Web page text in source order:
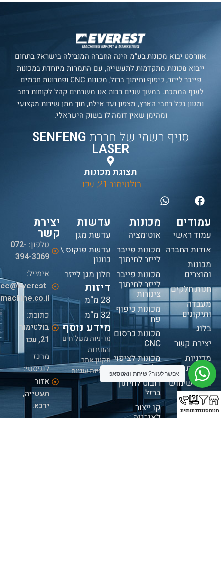
אוורסט יבוא מכונות בע”מ הינה החברה המובילה בישראל בתחום
ייבוא מכונות מתקדמות לתעשייה, עם התמחות מיוחדת במכונות
פייבר לייזר, כיפוף וחיתוך ברזל, מכונות CNC ופתרונות חכמים
לענף המתכת. במשך שנים רבות אנו משרתים קהל לקוחות רחב
ומגוון בכל רחבי הארץ, מצפון ועד אילת, תוך מתן שירות מקצועי
ומהימן שאין דומה לו בשוק הישראלי.
סניף רשמי של חברתSENFENG
LASER
תצוגת מכונות
בולטימור 21, עכו.
עמודים
עמוד ראשי
אודות החברה
מכונות
ומוצרים
חנות חלקים
מעבדה
ותיקונים
בלוג
יצירת קשר
מדיניות
פרטיות
תנאי שימוש
מכונות
אוטומציה
מכונות פייבר
לייזר לחיתוך
מכונות פייבר
לייזר לחיתוך
צינורות
מכונות כיפוף
פח
מכונות כרסום
CNC
מכונות לציפוי
בלייזר
רובוט לחיתוך
ברזל
קו ייצור
לאנרגיה
עדשות
עדשת מגן
עדשת פוקוס \
כוונון
חלון מגן לייזר
דיזות
28 מ”מ
32 מ”מ
מידע נוסף
מדיניות משלוחים
והחזרות
תקנון אתר
מדיניות עוגיות
יצירת
קשר
טלפון: 072-
394-3069
אימייל:
machine.co.il
כתובת:
בולטימור
21, עכו
מרכז
לוגיסטי:
אזור
תעשייה,
ירכא.
אפשר לעזור?שיחת וואטסאפ
חנותמסנניםמכונותחיוג